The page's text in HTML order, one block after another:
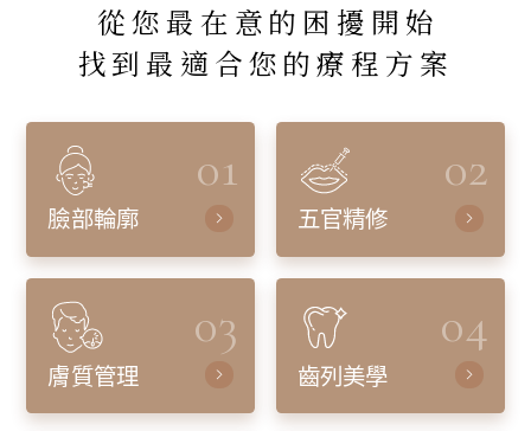
從您最在意的困擾開始
找到最適合您的療程方案
01
臉部輪廓
02
五官精修
03
膚質管理
04
齒列美學